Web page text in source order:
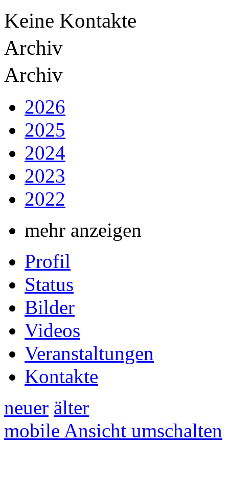
Keine Kontakte
Archiv
Archiv
2026
2025
2024
2023
2022
mehr anzeigen
Profil
Status
Bilder
Videos
Veranstaltungen
Kontakte
neuer älter
mobile Ansicht umschalten